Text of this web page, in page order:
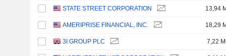
STATE STREET CORPORATION 13,94
AMERIPRISE FINANCIAL, INC. 18,29
3I GROUP PLC 7,22